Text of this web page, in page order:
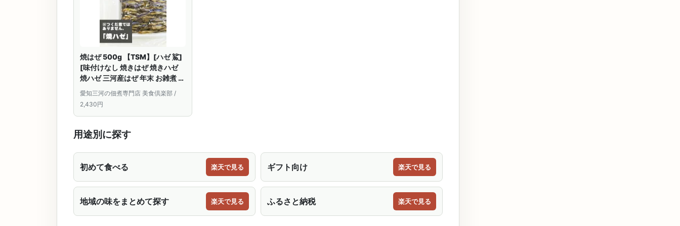
焼はぜ 500g 【TSM】[ハゼ 鯊]
[味付けなし 焼きはぜ 焼きハゼ
焼ハゼ 三河産はぜ 年末 お雑煮 出
汁 仙台雑煮]
愛知三河の佃煮専門店 美食倶楽部 /
2,430円
用途別に探す
初めて食べる 楽天で見る ギフト向け 楽天で見る
地域の味をまとめて探す 楽天で見る ふるさと納税 楽天で見る